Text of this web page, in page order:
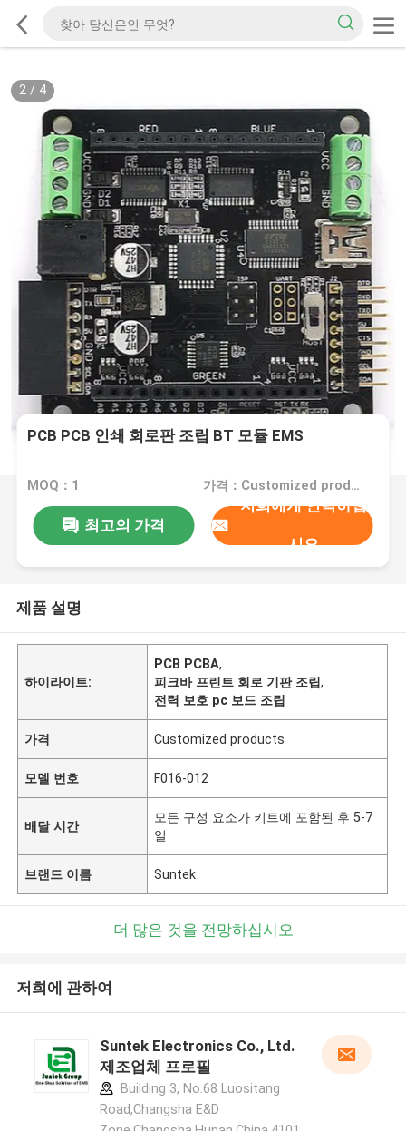
2/ 4
PCB PCB 인쇄 회로판 조립 BT 모듈 EMS
MOQ：1 가격：Customized products
최고의 가격
저희에게 연락하십
시오
제품 설명
하이라이트:
PCB PCBA,
피크바 프린트 회로 기판 조립,
전력 보호 pc 보드 조립
가격 Customized products
모델 번호 F016-012
배달 시간
모든 구성 요소가 키트에 포함된 후 5-7
일
브랜드 이름 Suntek
더 많은 것을 전망하십시오
저희에 관하여
Suntek Electronics Co., Ltd.
제조업체 프로필
Building 3, No.68 Luositang
Road,Changsha E&D